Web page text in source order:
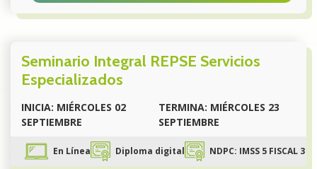
Seminario Integral REPSE Servicios
Especializados
INICIA: MIÉRCOLES 02
SEPTIEMBRE
TERMINA: MIÉRCOLES 23
SEPTIEMBRE
En Línea Diploma digital NDPC: IMSS 5 FISCAL 3